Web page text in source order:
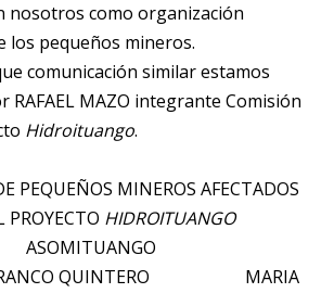
nosotros como organización
los pequeños mineros.
comunicación similar estamos
RAFAEL MAZO integrante Comisión
Hidroituango.
PEQUEÑOS MINEROS AFECTADOS
PROYECTO HIDROITUANGO
ASOMITUANGO
FRANCO QUINTERO MARIA